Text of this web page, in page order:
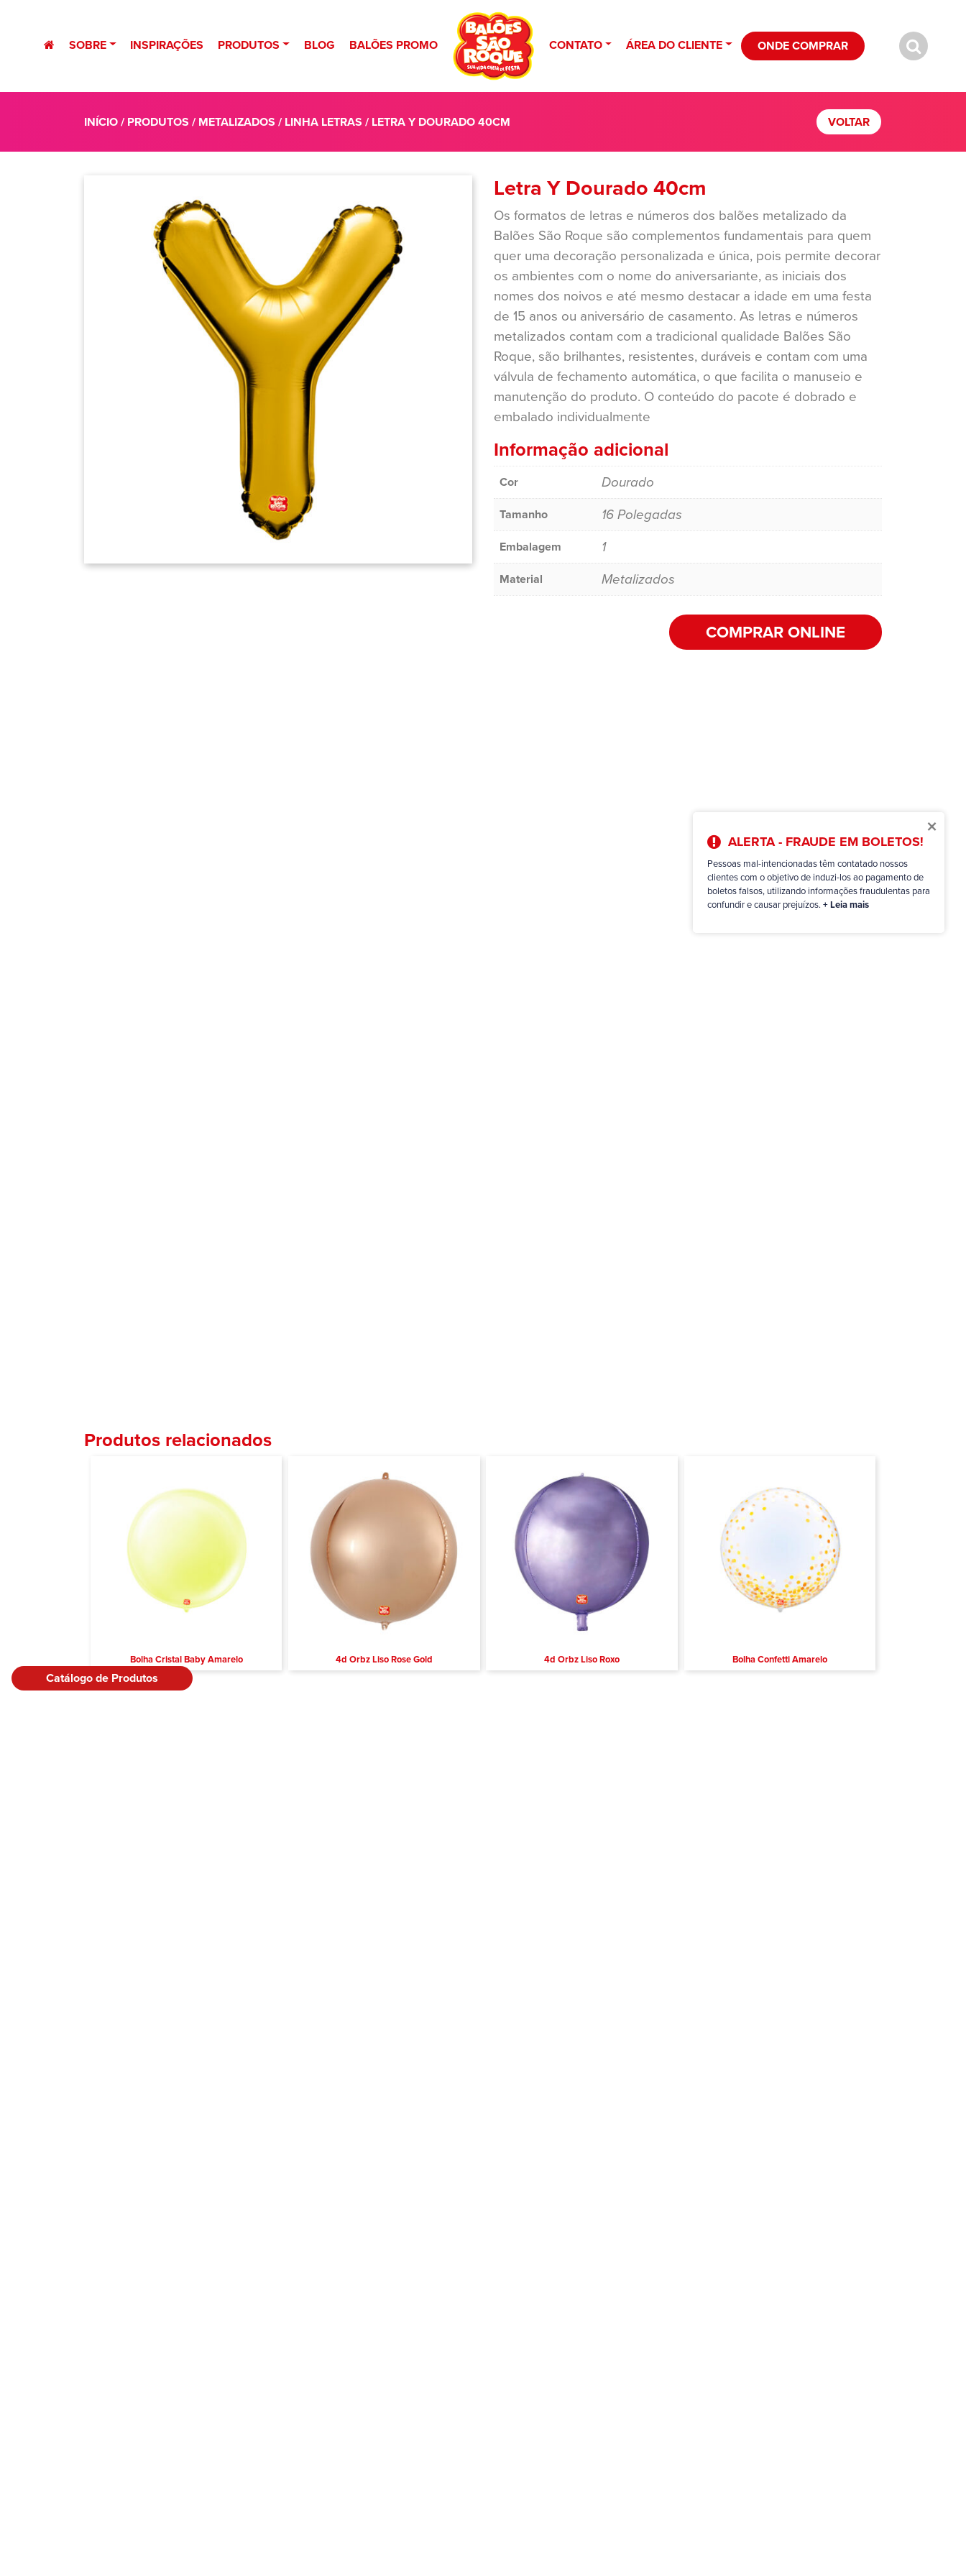
SOBRE INSPIRAÇÕES PRODUTOS BLOG BALÕES PROMO CONTATO ÁREA DO CLIENTE ONDE COMPRAR
×
ALERTA - FRAUDE EM BOLETOS!
Pessoas mal-intencionadas têm contatado nossos
clientes com o objetivo de induzi-los ao pagamento de
boletos falsos, utilizando informações fraudulentas para
confundir e causar prejuízos. + Leia mais
INÍCIO/ PRODUTOS / METALIZADOS / LINHA LETRAS / LETRA Y DOURADO 40CM VOLTAR
Letra Y Dourado 40cm
Os formatos de letras e números dos balões metalizado da
Balões São Roque são complementos fundamentais para quem
quer uma decoração personalizada e única, pois permite decorar
os ambientes com o nome do aniversariante, as iniciais dos
nomes dos noivos e até mesmo destacar a idade em uma festa
de 15 anos ou aniversário de casamento. As letras e números
metalizados contam com a tradicional qualidade Balões São
Roque, são brilhantes, resistentes, duráveis e contam com uma
válvula de fechamento automática, o que facilita o manuseio e
manutenção do produto. O conteúdo do pacote é dobrado e
embalado individualmente
Informação adicional
Cor Dourado
Tamanho 16 Polegadas
Embalagem 1
Material Metalizados
COMPRAR ONLINE
Produtos relacionados
Bolha Cristal Baby Amarelo 4d Orbz Liso Rose Gold 4d Orbz Liso Roxo Bolha Confetti Amarelo
Catálogo de Produtos